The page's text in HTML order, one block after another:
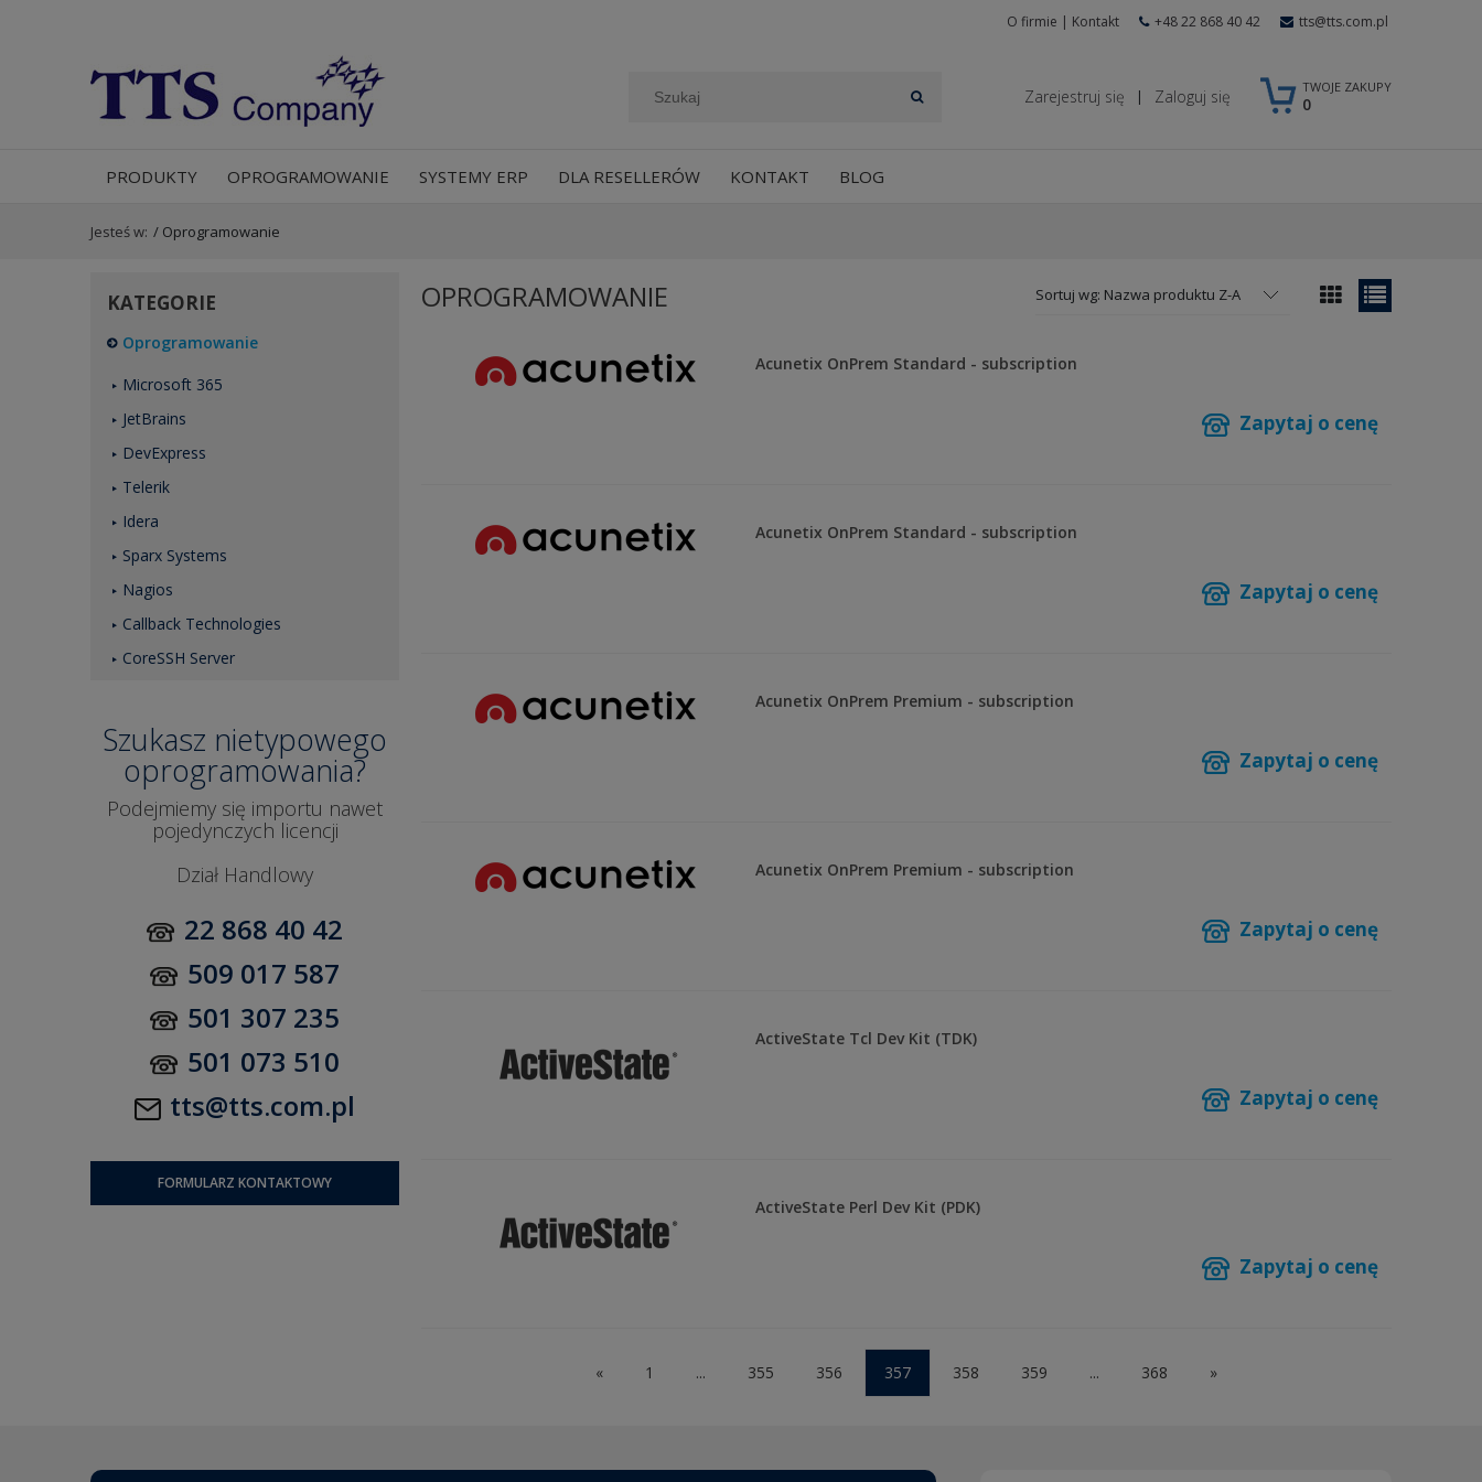
O firmie | Kontakt +48 22 868 40 42 tts@tts.com.pl
TWOJE ZAKUPY
0
Zarejestruj się | Zaloguj się
PRODUKTY OPROGRAMOWANIE SYSTEMY ERP DLA RESELLERÓW KONTAKT BLOG
Jesteś w: / Oprogramowanie
KATEGORIE
Oprogramowanie
Microsoft 365
JetBrains
DevExpress
Telerik
Idera
Sparx Systems
Nagios
Callback Technologies
CoreSSH Server
Szukasz nietypowego
oprogramowania?
Podejmiemy się importu nawet
pojedynczych licencji
Dział Handlowy
22 868 40 42
509 017 587
501 307 235
501 073 510
tts@tts.com.pl
FORMULARZ KONTAKTOWY
OPROGRAMOWANIE Sortuj wg: Nazwa produktu Z-A
Acunetix OnPrem Standard - subscription
Zapytaj o cenę
Acunetix OnPrem Standard - subscription
Zapytaj o cenę
Acunetix OnPrem Premium - subscription
Zapytaj o cenę
Acunetix OnPrem Premium - subscription
Zapytaj o cenę
ActiveState Tcl Dev Kit (TDK)
Zapytaj o cenę
ActiveState Perl Dev Kit (PDK)
Zapytaj o cenę
« 1 ... 355 356 357 358 359 ... 368 »